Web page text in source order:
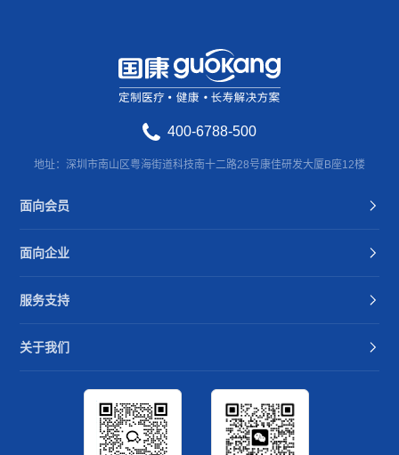
400-6788-500
地址：深圳市南山区粤海街道科技南十二路28号康佳研发大厦B座12楼
面向会员
面向企业
服务支持
关于我们